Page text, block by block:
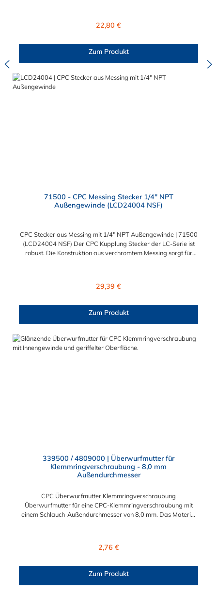
mm. Sie können diese CPC Kupplung mit allen CPC Steckern
bietet eine große Auswahl an Konfigurationen, um die
Anforderungen der anspruchsvollsten Anwendungen für
Industrie, Biopharmazie, Medizin und Verpackungsindustrie zu
erfüllen. Die Colder Products Company Serie ist ein
leistungsstarkes, hochzuverlässiges Steckverbindersystem, das
Regulärer Preis:
22,80 €
Zum Produkt
71500 - CPC Messing Stecker 1/4" NPT
Außengewinde (LCD24004 NSF)
CPC Stecker aus Messing mit 1/4" NPT Außengewinde | 71500
(LCD24004 NSF) Der CPC Kupplung Stecker der LC-Serie ist
robust. Die Konstruktion aus verchromtem Messing sorgt für
Der CPC Stecker aus Messing der LC-Serie ist auch in
Druck. Der CPC Stecker aus Messing mit 1/4" NPT
Außengewinde ermöglicht ein bequemes Verbinden und
Trennen mit einer Hand. Die CPC Serie bietet eine hohe
Flexibilität mit zahlreichen Konfigurationen und
Anschlussvarianten und ist sowohl mit den Acetal-Kupplungen
Regulärer Preis:
29,39 €
Zum Produkt
339500 / 4809000 | Überwurfmutter für
Klemmringverschraubung - 8,0 mm
Außendurchmesser
CPC Überwurfmutter Klemmringverschraubung
Überwurfmutter für eine CPC-Klemmringverschraubung mit
einem Schlauch-Außendurchmesser von 8,0 mm. Das Material
Regulärer Preis:
2,76 €
Zum Produkt